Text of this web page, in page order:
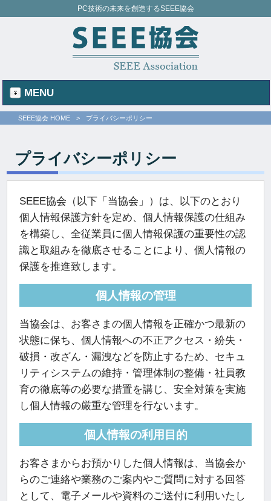
PC技術の未来を創造するSEEE協会
MENU
SEEE協会 HOME > プライバシーポリシー
プライバシーポリシー
SEEE協会（以下「当協会」）は、以下のとおり
個人情報保護方針を定め、個人情報保護の仕組み
を構築し、全従業員に個人情報保護の重要性の認
識と取組みを徹底させることにより、個人情報の
保護を推進致します。
個人情報の管理
当協会は、お客さまの個人情報を正確かつ最新の
状態に保ち、個人情報への不正アクセス・紛失・
破損・改ざん・漏洩などを防止するため、セキュ
リティシステムの維持・管理体制の整備・社員教
育の徹底等の必要な措置を講じ、安全対策を実施
し個人情報の厳重な管理を行ないます。
個人情報の利用目的
お客さまからお預かりした個人情報は、当協会か
らのご連絡や業務のご案内やご質問に対する回答
として、電子メールや資料のご送付に利用いたし